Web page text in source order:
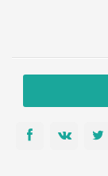
была именно